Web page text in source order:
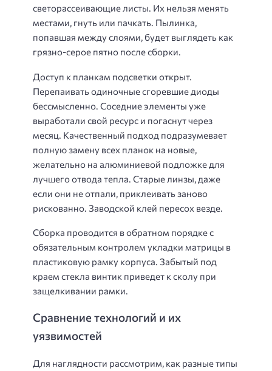
светорассеивающие листы. Их нельзя менять
местами, гнуть или пачкать. Пылинка,
попавшая между слоями, будет выглядеть как
грязно-серое пятно после сборки.
Доступ к планкам подсветки открыт.
Перепаивать одиночные сгоревшие диоды
бессмысленно. Соседние элементы уже
выработали свой ресурс и погаснут через
месяц. Качественный подход подразумевает
полную замену всех планок на новые,
желательно на алюминиевой подложке для
лучшего отвода тепла. Старые линзы, даже
если они не отпали, приклеивать заново
рискованно. Заводской клей пересох везде.
Сборка проводится в обратном порядке с
обязательным контролем укладки матрицы в
пластиковую рамку корпуса. Забытый под
краем стекла винтик приведет к сколу при
защелкивании рамки.
Сравнение технологий и их
уязвимостей
Для наглядности рассмотрим, как разные типы